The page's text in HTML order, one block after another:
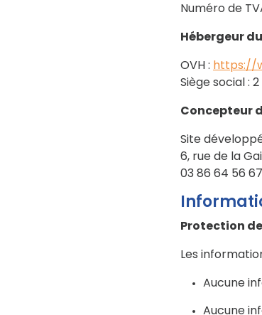
Numéro de
Hébergeur
OVH : https://
Siège social :
Concepteur
Site
6, rue de la
03 86 64 56 67
Protection
Les
Aucune
Aucune